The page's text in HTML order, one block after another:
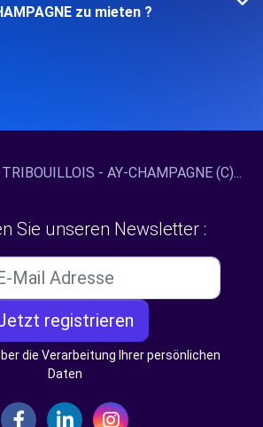
zu mieten ?
- AY-CHAMPAGNE (C)...
Sie unseren Newsletter :
registrieren
die Verarbeitung Ihrer persönlichen
Daten